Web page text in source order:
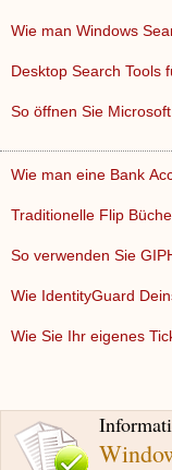
Wie man Windows
Desktop Search Tools
So öffnen Sie
Traditionelle Flip
So verwenden Sie
Wie IdentityGuard
Wie Sie Ihr eigenes